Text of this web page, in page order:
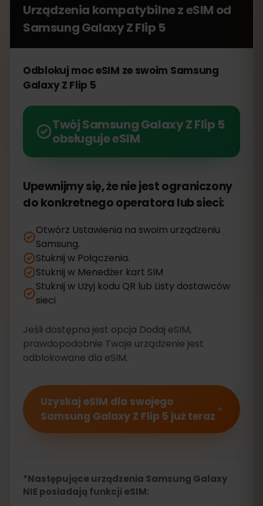
Urządzenia kompatybilne z eSIM od
Samsung Galaxy Z Flip 5
Odblokuj moc eSIM ze swoim Samsung
Galaxy Z Flip 5
Twój Samsung Galaxy Z Flip 5
obsługuje eSIM
Upewnijmy się, że nie jest ograniczony
do konkretnego operatora lub sieci:
Otwórz Ustawienia na swoim urządzeniu
Samsung.
Stuknij w Połączenia.
Stuknij w Menedżer kart SIM
Stuknij w Użyj kodu QR lub Listy dostawców
sieci
Jeśli dostępna jest opcja Dodaj eSIM,
prawdopodobnie Twoje urządzenie jest
odblokowane dla eSIM.
Uzyskaj eSIM dla swojego
Samsung Galaxy Z Flip 5 już teraz
*Następujące urządzenia Samsung Galaxy
NIE posiadają funkcji eSIM: